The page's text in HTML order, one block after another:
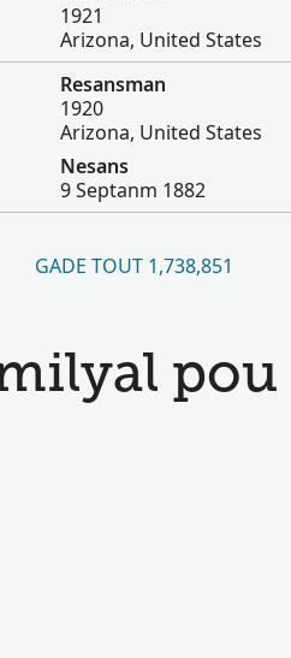
1921
Arizona, United States
Resansman
1920
Arizona, United States
Nesans
9 Septanm 1882
GADE TOUT 1,738,851
pou